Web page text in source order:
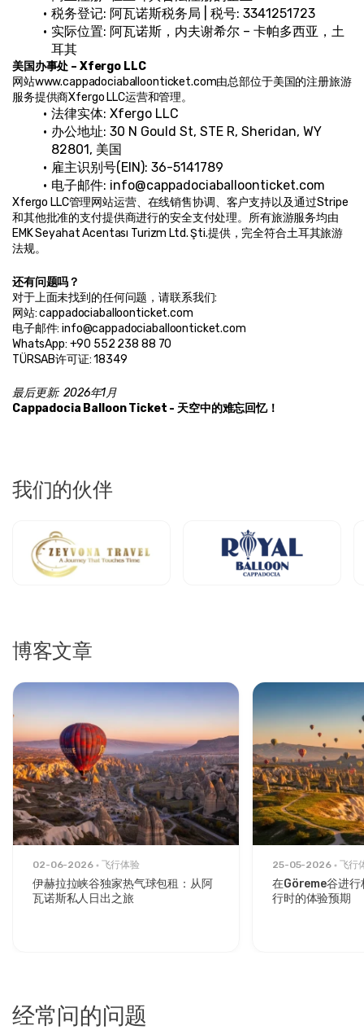
税务登记: 阿瓦诺斯税务局 | 税号: 3341251723
实际位置: 阿瓦诺斯，内夫谢希尔 – 卡帕多西亚，土
耳其
美国办事处 – Xfergo LLC
网站www.cappadociaballoonticket.com由总部位于美国的注册旅游
服务提供商Xfergo LLC运营和管理。
法律实体: Xfergo LLC
办公地址: 30 N Gould St, STE R, Sheridan, WY
82801, 美国
雇主识别号(EIN): 36-5141789
电子邮件: info@cappadociaballoonticket.com
Xfergo LLC管理网站运营、在线销售协调、客户支持以及通过Stripe
和其他批准的支付提供商进行的安全支付处理。所有旅游服务均由
EMK Seyahat Acentası Turizm Ltd. Şti.提供，完全符合土耳其旅游
法规。
还有问题吗？
对于上面未找到的任何问题，请联系我们:
网站: cappadociaballoonticket.com
电子邮件: info@cappadociaballoonticket.com
WhatsApp: +90 552 238 88 70
TÜRSAB许可证: 18349
最后更新: 2026年1月
Cappadocia Balloon Ticket - 天空中的难忘回忆！
我们的伙伴
博客文章
02-06-2026 飞行体验
伊赫拉拉峡谷独家热气球包租：从阿
瓦诺斯私人日出之旅
25-05-2026 飞行
在Göreme谷进行
行时的体验预期
经常问的问题